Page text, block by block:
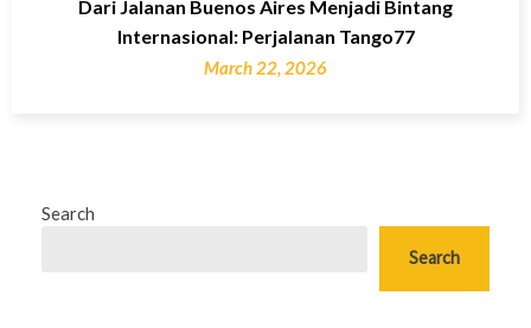
Dari Jalanan Buenos Aires Menjadi Bintang
Internasional: Perjalanan Tango77
March 22, 2026
Search
Search